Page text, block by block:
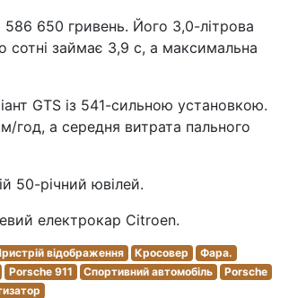
586 650 гривень. Його 3,0-літрова
сотні займає 3,9 с, а максимальна
GTS із 541-сильною установкою.
год, а середня витрата пального
50-річний ювілей.
електрокар Citroen.
відображення Кросовер
Фара.
Porsche 911 Спортивний автомобіль
Porsche